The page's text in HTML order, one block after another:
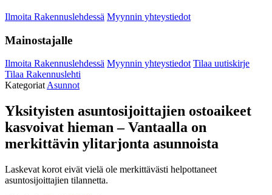
Ilmoita Rakennuslehdessä Myynnin yhteystiedot
Mainostajalle
Ilmoita Rakennuslehdessä Myynnin yhteystiedot Tilaa uutiskirje
Tilaa Rakennuslehti
KategoriatAsunnot
Yksityisten asuntosijoittajien ostoaikeet
kasvoivat hieman – Vantaalla on
merkittävin ylitarjonta asunnoista
Laskevat korot eivät vielä ole merkittävästi helpottaneet
asuntosijoittajien tilannetta.